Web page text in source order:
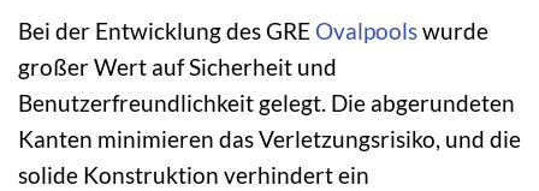
Bei der Entwicklung des GRE Ovalpoolswurde
großer Wert auf Sicherheit und
Benutzerfreundlichkeit gelegt. Die abgerundeten
Kanten minimieren das Verletzungsrisiko, und die
solide Konstruktion verhindert ein